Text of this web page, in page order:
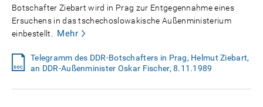
Botschafter Ziebart wird in Prag zur Entgegennahme eines
Ersuchens in das tschechoslowakische Außenministerium
einbestellt.
Mehr
Telegramm des DDR-Botschafters in Prag, Helmut Ziebart,
an DDR-Außenminister Oskar Fischer, 8.11.1989